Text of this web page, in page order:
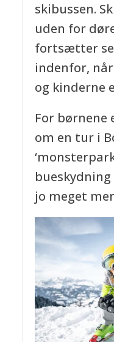
skibussen.
uden for
fortsætter
indenfor,
og kinderne
For børnene
om en tur i
jo meget